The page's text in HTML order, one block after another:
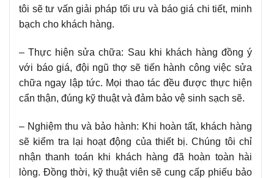
tôi sẽ tư vấn giải pháp tối ưu và báo giá chi tiết, minh
bạch cho khách hàng.
– Thực hiện sửa chữa: Sau khi khách hàng đồng ý
với báo giá, đội ngũ thợ sẽ tiến hành công việc sửa
chữa ngay lập tức. Mọi thao tác đều được thực hiện
cẩn thận, đúng kỹ thuật và đảm bảo vệ sinh sạch sẽ.
– Nghiệm thu và bảo hành: Khi hoàn tất, khách hàng
sẽ kiểm tra lại hoạt động của thiết bị. Chúng tôi chỉ
nhận thanh toán khi khách hàng đã hoàn toàn hài
lòng. Đồng thời, kỹ thuật viên sẽ cung cấp phiếu bảo